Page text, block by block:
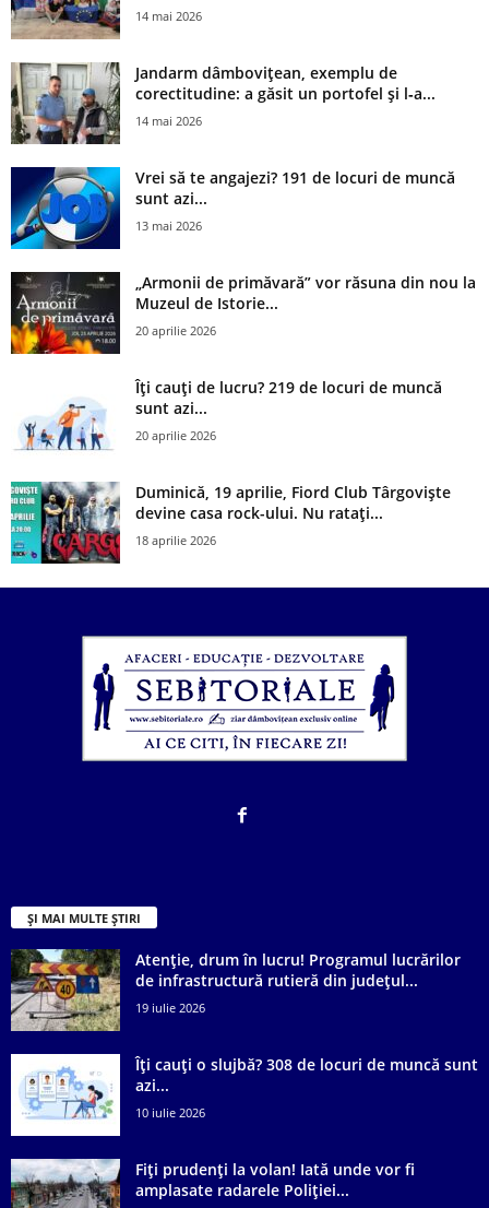
14 mai 2026
Jandarm dâmbovițean, exemplu de
corectitudine: a găsit un portofel și l‑a...
14 mai 2026
Vrei să te angajezi? 191 de locuri de muncă
sunt azi...
13 mai 2026
„Armonii de primăvară” vor răsuna din nou la
Muzeul de Istorie...
20 aprilie 2026
Îți cauți de lucru? 219 de locuri de muncă
sunt azi...
20 aprilie 2026
Duminică, 19 aprilie, Fiord Club Târgoviște
devine casa rock-ului. Nu ratați...
18 aprilie 2026
ȘI MAI MULTE ȘTIRI
Atenție, drum în lucru! Programul lucrărilor
de infrastructură rutieră din județul...
19 iulie 2026
Îți cauți o slujbă? 308 de locuri de muncă sunt
azi...
10 iulie 2026
Fiți prudenți la volan! Iată unde vor fi
amplasate radarele Poliției...